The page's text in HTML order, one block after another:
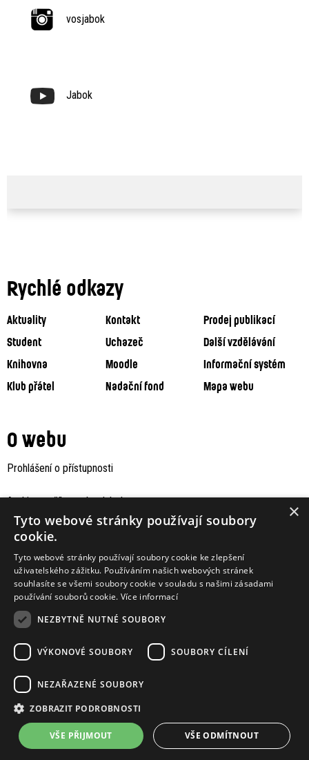
vosjabok
Jabok
Rychlé odkazy
Aktuality Kontakt
Prodej publikací
Student
Uchazeč
Další vzdělávání
Knihovna
Moodle
Informační systém
Klub přátel
Nadační fond Mapa webu
O webu
Prohlášení o přístupnosti
Archiv staršího webu Jaboku
Podporují nás
×
Tyto webové stránky používají soubory
cookie.
Tyto webové stránky používají soubory cookie ke zlepšení
uživatelského zážitku. Používáním našich webových stránek
souhlasíte se všemi soubory cookie v souladu s našimi zásadami
používání souborů cookie. Více informací
NEZBYTNĚ NUTNÉ SOUBORY
VÝKONOVÉ SOUBORY SOUBORY CÍLENÍ
NEZAŘAZENÉ SOUBORY
ZOBRAZIT PODROBNOSTI
VŠE PŘIJMOUT VŠE ODMÍTNOUT